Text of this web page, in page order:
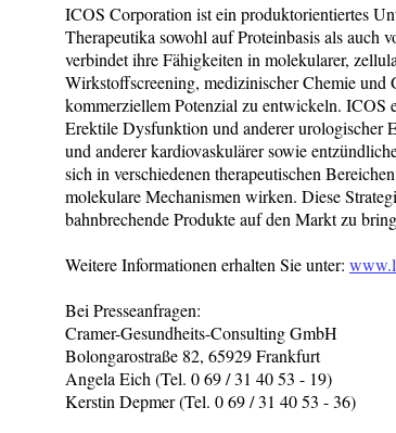
ICOS Corporation ist ein produktorientiertes
Therapeutika sowohl auf Proteinbasis als auch
verbindet ihre Fähigkeiten in molekularer,
Wirkstoffscreening, medizinischer Chemie
kommerziellem Potenzial zu entwickeln. ICOS
Erektile Dysfunktion und anderer urologischer
und anderer kardiovaskulärer sowie
sich in verschiedenen therapeutischen
molekulare Mechanismen wirken. Diese
bahnbrechende Produkte auf den Markt zu
Weitere Informationen erhalten Sie unter:
Bei Presseanfragen:
Cramer-Gesundheits-Consulting GmbH
Bolongarostraße 82, 65929 Frankfurt
Angela Eich (Tel. 0 69 / 31 40 53 - 19)
Kerstin Depmer (Tel. 0 69 / 31 40 53 - 36)